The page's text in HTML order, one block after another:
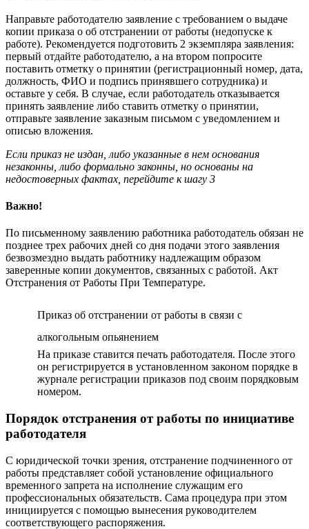
Направьте работодателю заявление с требованием о выдаче
копии приказа о об отстранении от работы (недопуске к
работе). Рекомендуется подготовить 2 экземпляра заявления:
первый отдайте работодателю, а на втором попросите
поставить отметку о принятии (регистрационный номер, дата,
должность, ФИО и подпись принявшего сотрудника) и
оставьте у себя. В случае, если работодатель отказывается
принять заявление либо ставить отметку о принятии,
отправьте заявление заказным письмом с уведомлением и
описью вложения.
Если приказ не издан, либо указанные в нем основания
незаконны, либо формально законны, но основаны на
недостоверных фактах, перейдите к шагу 3
Важно!
По письменному заявлению работника работодатель обязан не
позднее трех рабочих дней со дня подачи этого заявления
безвозмездно выдать работнику надлежащим образом
заверенные копии документов, связанных с работой. Акт
Отстранения от Работы При Температуре.
Приказ об отстранении от работы в связи с
алкогольным опьянением
На приказе ставится печать работодателя. После этого
он регистрируется в установленном законом порядке в
журнале регистрации приказов под своим порядковым
номером.
Порядок отстранения от работы по инициативе
работодателя
С юридической точки зрения, отстранение подчиненного от
работы представляет собой установление официального
временного запрета на исполнение служащим его
профессиональных обязательств. Сама процедура при этом
инициируется с помощью вынесения руководителем
соответствующего распоряжения.